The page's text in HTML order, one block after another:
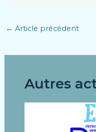
← Article précédent
Autres